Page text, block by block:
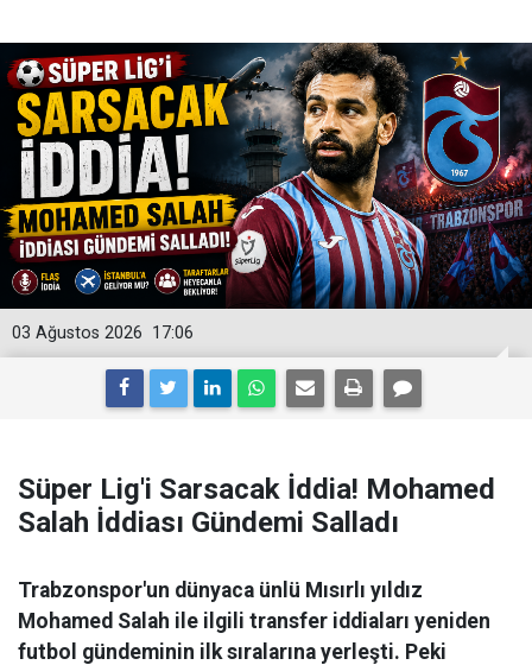
17:06
03 Ağustos 2026
Süper Lig'i Sarsacak İddia! Mohamed
Salah İddiası Gündemi Salladı
Trabzonspor'un dünyaca ünlü Mısırlı yıldız
Mohamed Salah ile ilgili transfer iddiaları yeniden
futbol gündeminin ilk sıralarına yerleşti. Peki